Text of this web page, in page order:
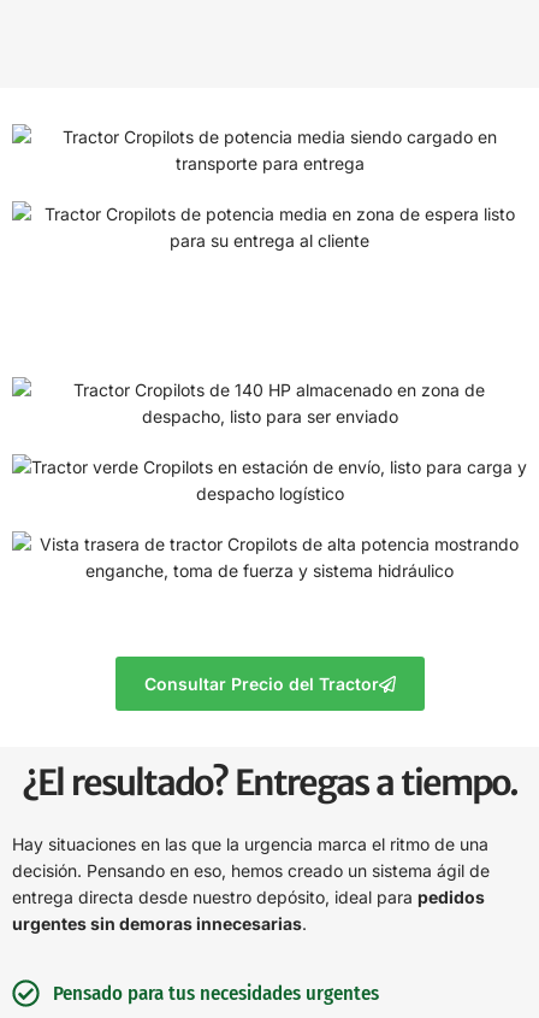
Consultar Precio del Tractor
¿El resultado? Entregas a tiempo.
Hay situaciones en las que la urgencia marca el ritmo de una
decisión. Pensando en eso, hemos creado un sistema ágil de
entrega directa desde nuestro depósito, ideal para pedidos
urgentes sin demoras innecesarias.
Pensado para tus necesidades urgentes